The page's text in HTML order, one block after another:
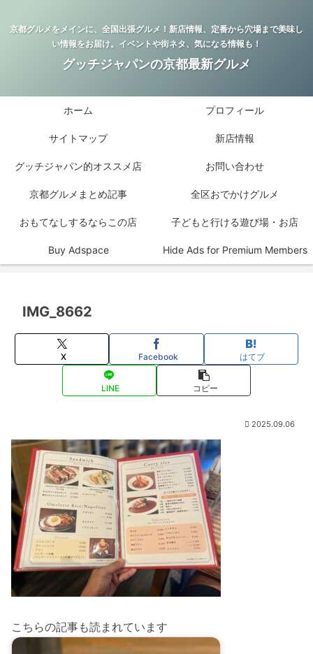
京都グルメをメインに、全国出張グルメ！新店情報、定番から穴場まで美味し
い情報をお届け。イベントや街ネタ、気になる情報も！
グッチジャパンの京都最新グルメ
ホーム プロフィール
サイトマップ 新店情報
グッチジャパン的オススメ店 お問い合わせ
京都グルメまとめ記事 全区おでかけグルメ
おもてなしするならこの店 子どもと行ける遊び場・お店
Buy Adspace Hide Ads for Premium Members
IMG_8662
X Facebook はてブ
LINE コピー
2025.09.06
こちらの記事も読まれています